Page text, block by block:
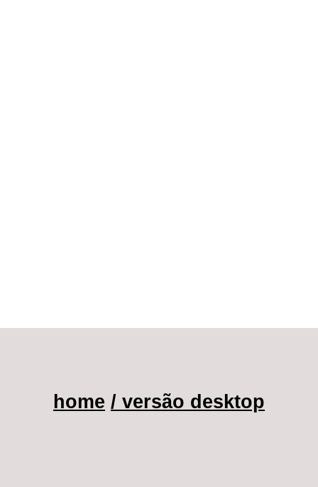
home / versão desktop